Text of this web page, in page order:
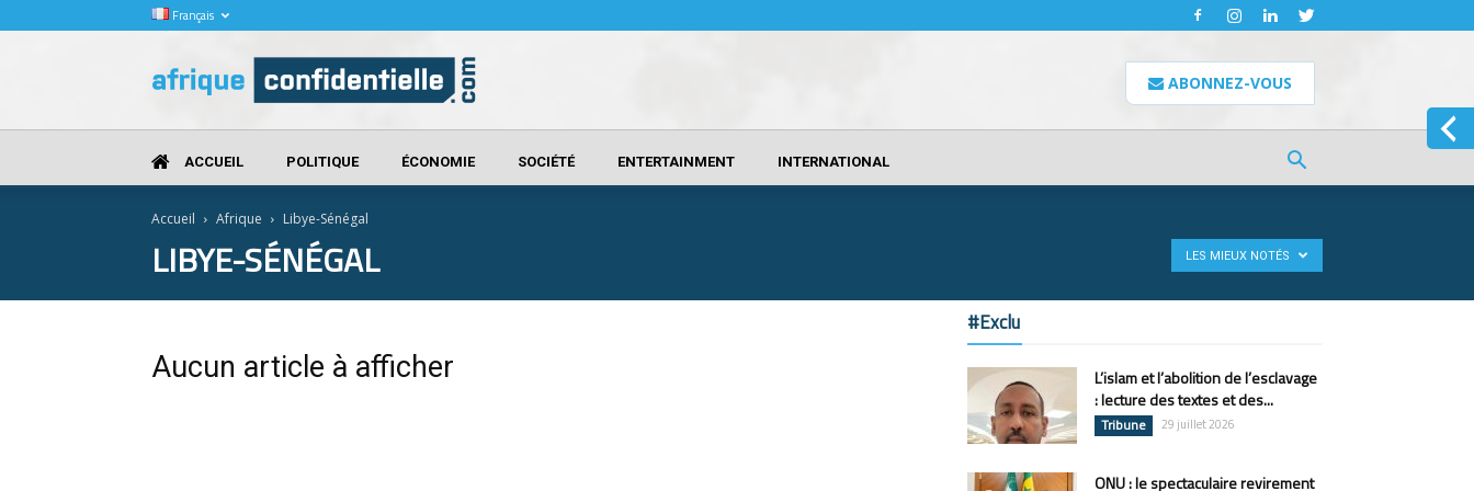
Français
Confidentielle
ABONNEZ-VOUS
ACCUEIL POLITIQUE ÉCONOMIE SOCIÉTÉ ENTERTAINMENT INTERNATIONAL
Accueil Afrique Libye-Sénégal
LIBYE-SÉNÉGAL LES MIEUX NOTÉS
Aucun article à afficher
#Exclu
L’islam et l’abolition de l’esclavage
: lecture des textes et des...
Tribune 29 juillet 2026
ONU : le spectaculaire revirement